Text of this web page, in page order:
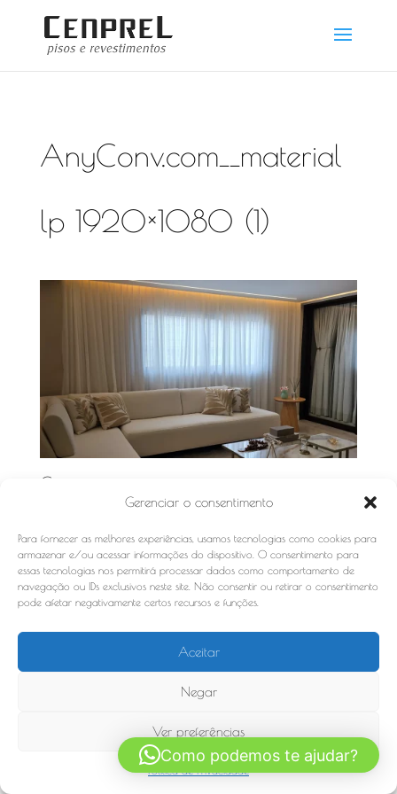
Gerenciar o consentimento
Para fornecer as melhores experiências, usamos tecnologias como cookies para
armazenar e/ou acessar informações do dispositivo. O consentimento para
essas tecnologias nos permitirá processar dados como comportamento de
navegação ou IDs exclusivos neste site. Não consentir ou retirar o consentimento
pode afetar negativamente certos recursos e funções.
Aceitar
Negar
Ver preferências
Politica de Privacidade
AnyConv.com__material
lp 1920×1080 (1)
Contato
Ilha do Leite
Recife-PE CEP: 50070-490
Fones: (81) 3038-4220 / (81) 3221-4219
contato@cenprelrevestimentos.com.br
Rua Francisco Alves, 578 Ilha do Leite Recife-PE CEP:
50070-490 Fone: (81) 3038-4220 / (81) 3221-4219
Como podemos te ajudar?